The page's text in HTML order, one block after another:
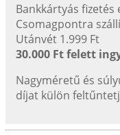
Bankkártyás fizetés
Csomagpontra
Utánvét 1.999 Ft
30.000 Ft felett
Nagyméretű és
díjat külön